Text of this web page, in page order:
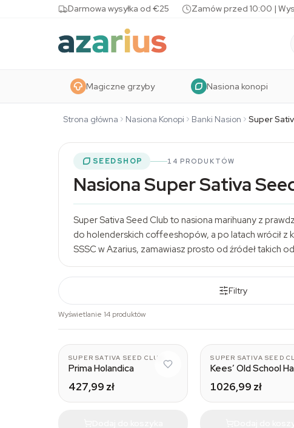
Skip to contentDarmowa wysyłka od €25 Zamów przed 10:00 |
Magiczne grzyby Nasiona konopi
Strona główna Nasiona Konopi Banki Nasion Super
SEEDSHOP 14 PRODUKTÓW
Nasiona Super Sativa
Super Sativa Seed Club to nasiona marihuany z
do holenderskich coffeeshopów, a po latach wrócił
SSSC w Azarius, zamawiasz prosto od źródeł takich
Filtry
Wyświetlanie 14 produktów
SUPER SATIVA SEED CLUB
Prima Holandica
427,99 zł
SUPER SATIVA SEED
Kees’ Old School
1026,99 zł